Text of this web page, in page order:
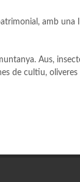
amb una
Aus,
de cultiu,